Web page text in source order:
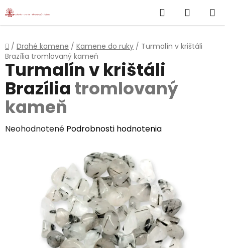
Prejsť
na
Hľadať
KOŠÍK
Domov
/ Drahé kamene / Kamene do ruky / Turmalín v krištáli
Brazília tromlovaný kameň
Turmalín v krištáli
Brazília tromlovaný
kameň
Priemerné
hviezdičiek.
Neohodnotené Podrobnosti hodnotenia